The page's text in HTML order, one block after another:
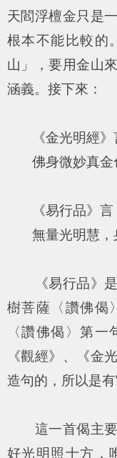
天閻浮檀金只是
根本不能比較的
山」，要用金山
涵義。接下來：
《金光明經》
佛身微妙真金
《易行品》言
無量光明慧，
《易行品》是
樹菩薩〈讚佛偈
〈讚佛偈〉第
《觀經》、《金
造句的，所以是有
這一首偈主要
好光明照十方，